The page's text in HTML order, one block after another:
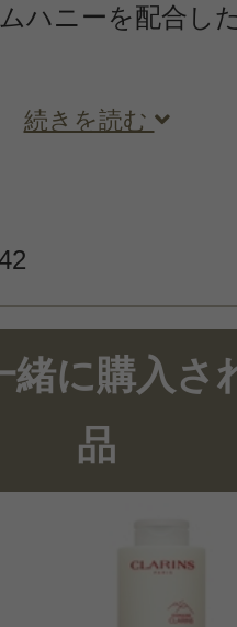
ハニーを配合し
続きを読む
チコミ
日：2023年12月
／60代以上
緒に購入さ
品